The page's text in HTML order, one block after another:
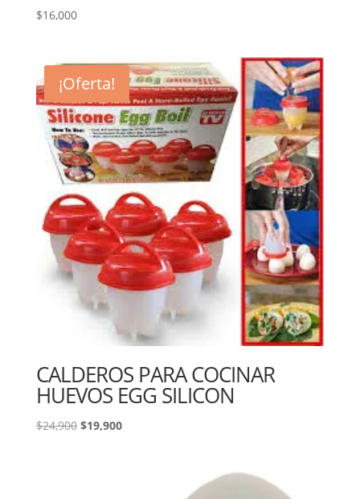
$16,000
¡Oferta!
CALDEROS PARA COCINAR
HUEVOS EGG SILICON
$24,900 El
$19,900El